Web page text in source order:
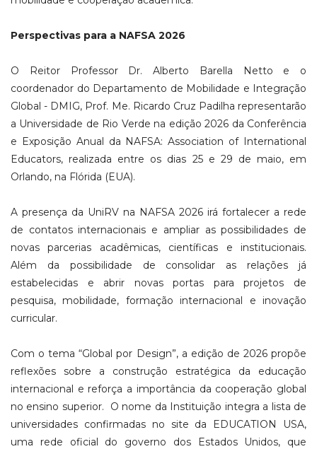
Perspectivas para a NAFSA 2026
O Reitor Professor Dr. Alberto Barella Netto e o
coordenador do Departamento de Mobilidade e Integração
Global - DMIG, Prof. Me. Ricardo Cruz Padilha representarão
a Universidade de Rio Verde na edição 2026 da Conferência
e Exposição Anual da NAFSA: Association of International
Educators, realizada entre os dias 25 e 29 de maio, em
Orlando, na Flórida (EUA).
A presença da UniRV na NAFSA 2026 irá fortalecer a rede
de contatos internacionais e ampliar as possibilidades de
novas parcerias acadêmicas, científicas e institucionais.
Além da possibilidade de consolidar as relações já
estabelecidas e abrir novas portas para projetos de
pesquisa, mobilidade, formação internacional e inovação
curricular.
Com o tema “Global por Design”, a edição de 2026 propõe
reflexões sobre a construção estratégica da educação
internacional e reforça a importância da cooperação global
no ensino superior. O nome da Instituição integra a lista de
universidades confirmadas no site da EDUCATION USA,
uma rede oficial do governo dos Estados Unidos, que